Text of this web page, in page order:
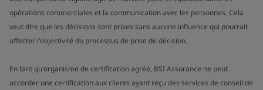
opérations commerciales et la communication avec les personnes. Cela
veut dire que les décisions sont prises sans aucune influence qui pourrait
affecter l'objectivité du processus de prise de décision.
En tant qu'organisme de certification agréé, BSI Assurance ne peut
accorder une certification aux clients ayant reçu des services de conseil de